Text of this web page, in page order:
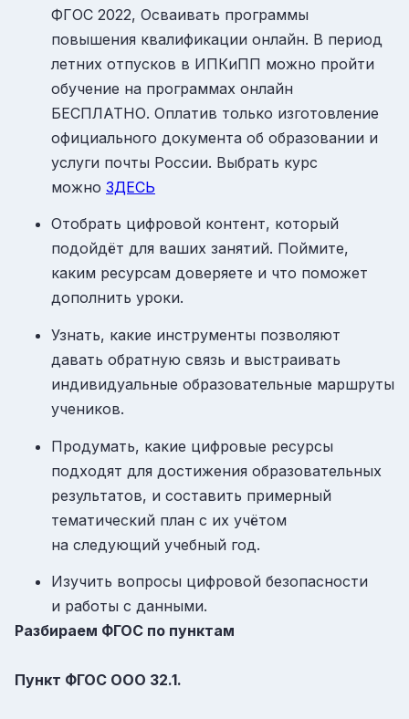
ФГОС 2022, Осваивать программы
повышения квалификации онлайн. В период
летних отпусков в ИПКиПП можно пройти
обучение на программах онлайн
БЕСПЛАТНО. Оплатив только изготовление
официального документа об образовании и
услуги почты России. Выбрать курс
можно ЗДЕСЬ
Отобрать цифровой контент, который
подойдёт для ваших занятий. Поймите,
каким ресурсам доверяете и что поможет
дополнить уроки.
Узнать, какие инструменты позволяют
давать обратную связь и выстраивать
индивидуальные образовательные маршруты
учеников.
Продумать, какие цифровые ресурсы
подходят для достижения образовательных
результатов, и составить примерный
тематический план с их учётом
на следующий учебный год.
Изучить вопросы цифровой безопасности
и работы с данными.
Разбираем ФГОС по пунктам
Пункт ФГОС ООО 32.1.